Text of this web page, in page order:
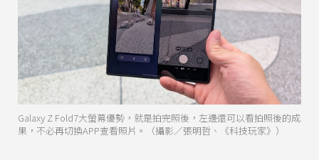
Galaxy Z Fold7大螢幕優勢，就是拍完照後，左邊還可以看拍照後的成
果，不必再切換APP查看照片。（攝影／張明哲、《科技玩家》）